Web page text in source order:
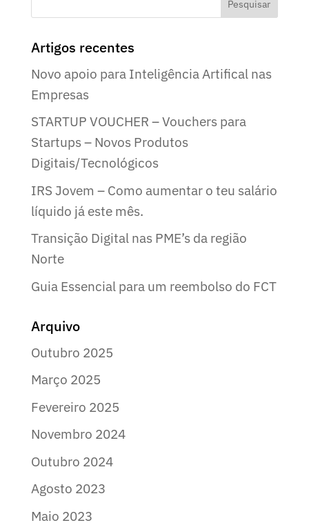
Artigos recentes
Novo apoio para Inteligência Artifical nas
Empresas
STARTUP VOUCHER – Vouchers para
Startups – Novos Produtos
Digitais/Tecnológicos
IRS Jovem – Como aumentar o teu salário
líquido já este mês.
Transição Digital nas PME’s da região
Norte
Guia Essencial para um reembolso do FCT
Arquivo
Outubro 2025
Março 2025
Fevereiro 2025
Novembro 2024
Outubro 2024
Agosto 2023
Maio 2023